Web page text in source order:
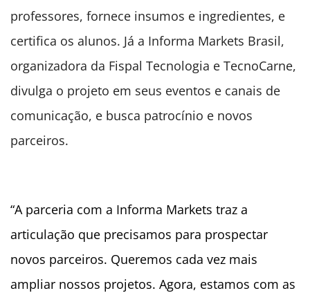
professores, fornece insumos e ingredientes, e
certifica os alunos. Já a Informa Markets Brasil,
organizadora da Fispal Tecnologia e TecnoCarne,
divulga o projeto em seus eventos e canais de
comunicação, e busca patrocínio e novos
parceiros.
“A parceria com a Informa Markets traz a
articulação que precisamos para prospectar
novos parceiros. Queremos cada vez mais
ampliar nossos projetos. Agora, estamos com as